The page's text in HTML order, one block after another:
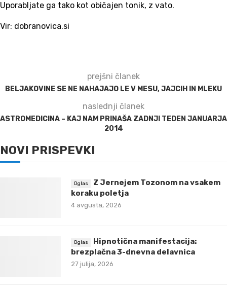
Uporabljate ga tako kot običajen tonik, z vato.
Vir: dobranovica.si
prejšni članek
BELJAKOVINE SE NE NAHAJAJO LE V MESU, JAJCIH IN MLEKU
naslednji članek
ASTROMEDICINA – KAJ NAM PRINAŠA ZADNJI TEDEN JANUARJA
2014
NOVI PRISPEVKI
Z Jernejem Tozonom na vsakem
koraku poletja
4 avgusta, 2026
Hipnotična manifestacija:
brezplačna 3-dnevna delavnica
27 julija, 2026